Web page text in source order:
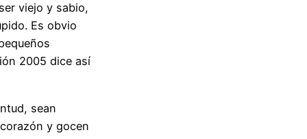
viejo y sabio,
Es obvio
2005 dice así
sean
y gocen